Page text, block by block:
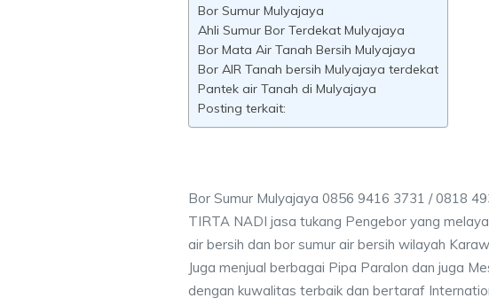
Bor Sumur Mulyajaya
Ahli Sumur Bor Terdekat Mulyajaya
Bor Mata Air Tanah Bersih Mulyajaya
Bor AIR Tanah bersih Mulyajaya terdekat
Pantek air Tanah di Mulyajaya
Posting terkait:
Bor Sumur Mulyajaya 0856 9416 3731 / 0818
TIRTA NADI jasa tukang Pengebor yang
air bersih dan bor sumur air bersih wilayah
Juga menjual berbagai Pipa Paralon dan juga
dengan kuwalitas terbaik dan bertaraf